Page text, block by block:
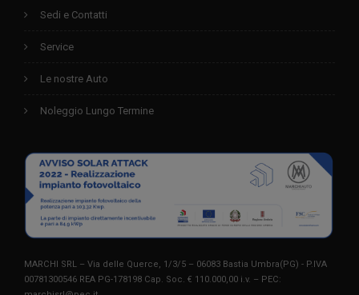
Sedi e Contatti
Service
Le nostre Auto
Noleggio Lungo Termine
MARCHI SRL – Via delle Querce, 1/3/5 – 06083 Bastia Umbra(PG) - P.IVA
00781300546 REA PG-178198 Cap. Soc. € 110.000,00 i.v. – PEC: